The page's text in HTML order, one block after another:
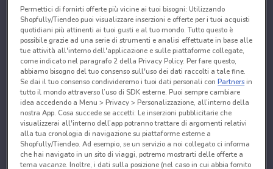
Permettici di fornirti offerte più vicine ai tuoi bisogni: Utilizzando
Shopfully/Tiendeo puoi visualizzare inserzioni e offerte per i tuoi acquisti
quotidiani più attinenti ai tuoi gusti e al tuo mondo. Tutto questo è
possibile grazie ad una serie di strumenti e analisi effettuate in base alle
tue attività all'interno dell'applicazione e sulle piattaforme collegate,
come indicato nel paragrafo 2 della Privacy Policy. Per fare questo,
abbiamo bisogno del tuo consenso sull'uso dei dati raccolti a tale fine.
Se dai il tuo consenso condivideremo i tuoi dati personali conPartnersin
tutto il mondo attraverso l’uso di SDK esterne. Puoi sempre cambiare
idea accedendo a Menu > Privacy > Personalizzazione, all’interno della
nostra App. Cosa succede se accetti: Le inserzioni pubblicitarie che
visualizzerai all'interno dell’app potranno trattare di argomenti relativi
alla tua cronologia di navigazione su piattaforme esterne a
Shopfully/Tiendeo. Ad esempio, se un servizio a noi collegato ci informa
che hai navigato in un sito di viaggi, potremo mostrarti delle offerte a
tema vacanze. Inoltre, i dati sulla posizione (nel caso in cui abbia fornito